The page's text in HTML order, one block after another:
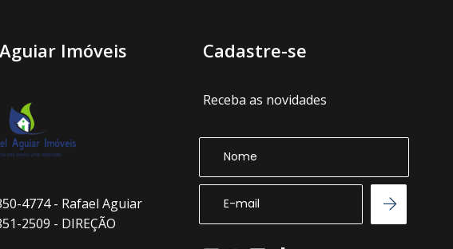
Imóveis
4774 - Rafael Aguiar
2509 - DIREÇÃO
Cadastre-se
Receba as novidades